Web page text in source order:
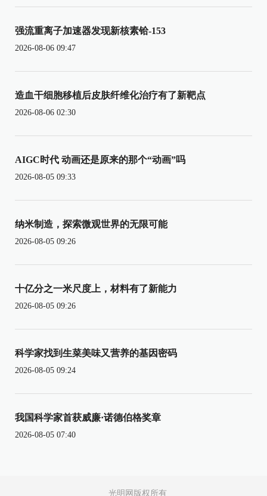
强流重离子加速器发现新核素铪-153
2026-08-06 09:47
造血干细胞移植后皮肤纤维化治疗有了新靶点
2026-08-06 02:30
AIGC时代 动画还是原来的那个“动画”吗
2026-08-05 09:33
纳米制造，探索微观世界的无限可能
2026-08-05 09:26
十亿分之一米尺度上，材料有了新能力
2026-08-05 09:26
科学家找到生菜美味又营养的基因密码
2026-08-05 09:24
我国科学家首获威廉·诺德伯格奖章
2026-08-05 07:40
光明网版权所有